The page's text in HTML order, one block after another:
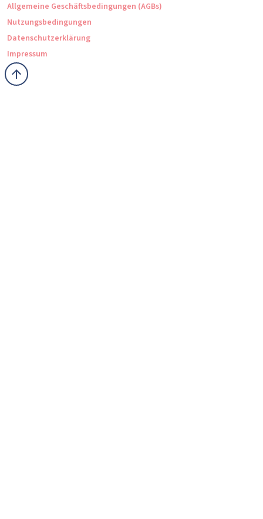
Allgemeine Geschäftsbedingungen (AGBs)
Nutzungsbedingungen
Datenschutzerklärung
Impressum